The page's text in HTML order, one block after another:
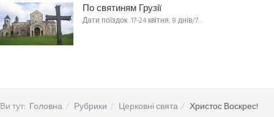
По святиням Грузії
Дати поїздок: 17-24 квітня, 8 днів/7…
Ви тут: Головна Рубрики Церковні свята Христос Воскрес!